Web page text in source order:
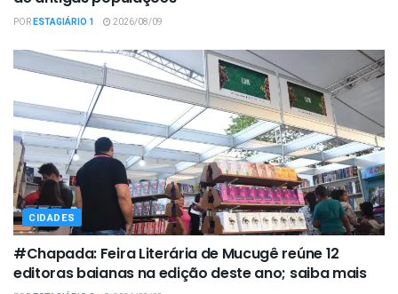
PORESTAGIÁRIO 1 2026/08/09
CIDADES
#Chapada: Feira Literária de Mucugê reúne 12
editoras baianas na edição deste ano; saiba mais